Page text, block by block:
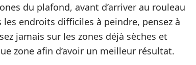
du plafond, avant d’arriver au rouleau
endroits difficiles à peindre, pensez à
jamais sur les zones déjà sèches et
zone afin d’avoir un meilleur résultat.